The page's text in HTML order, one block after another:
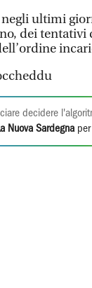
ultimi
dei tentativi
decidere
Nuova Sardegna